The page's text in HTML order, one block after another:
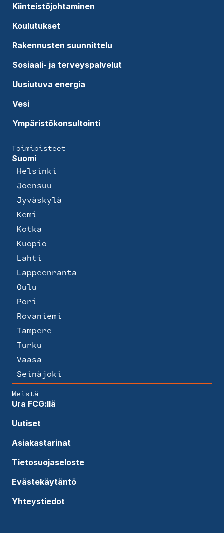
Kiinteistöjohtaminen
Koulutukset
Rakennusten suunnittelu
Sosiaali- ja terveyspalvelut
Uusiutuva energia
Vesi
Ympäristökonsultointi
Toimipisteet
Suomi
Helsinki
Joensuu
Jyväskylä
Kemi
Kotka
Kuopio
Lahti
Lappeenranta
Oulu
Pori
Rovaniemi
Tampere
Turku
Vaasa
Seinäjoki
Meistä
Ura FCG:llä
Uutiset
Asiakastarinat
Tietosuojaseloste
Evästekäytäntö
Yhteystiedot